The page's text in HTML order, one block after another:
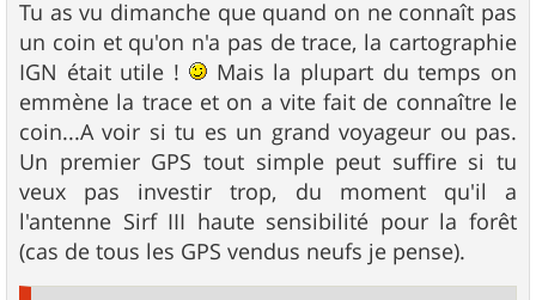
Tu as vu dimanche que quand on ne connaît pas
un coin et qu'on n'a pas de trace, la cartographie
IGN était utile !
Mais la plupart du temps on
emmène la trace et on a vite fait de connaître le
coin...A voir si tu es un grand voyageur ou pas.
Un premier GPS tout simple peut suffire si tu
veux pas investir trop, du moment qu'il a
l'antenne Sirf III haute sensibilité pour la forêt
(cas de tous les GPS vendus neufs je pense).